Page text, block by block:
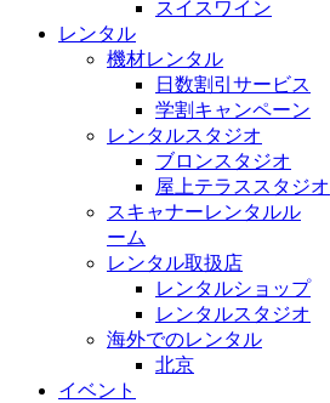
スイスワイン
レンタル
機材レンタル
日数割引サービス
学割キャンペーン
レンタルスタジオ
ブロンスタジオ
屋上テラススタジオ
スキャナーレンタルル
ーム
レンタル取扱店
レンタルショップ
レンタルスタジオ
海外でのレンタル
北京
イベント